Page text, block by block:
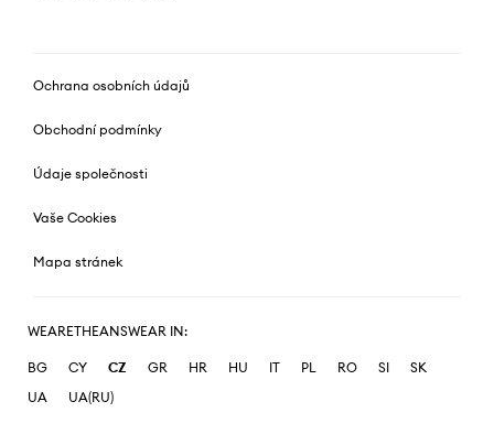
Ochrana osobních údajů
Obchodní podmínky
Údaje společnosti
Vaše Cookies
Mapa stránek
WEARETHEANSWEAR IN:
BG CY CZ GR HR HU IT PL RO SI
SK
UA
UA(RU)